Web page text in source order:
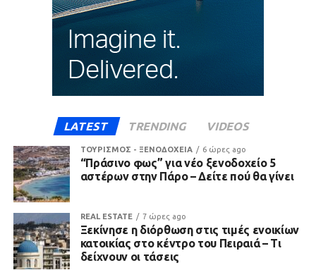
LATEST TRENDING VIDEOS
ΤΟΥΡΙΣΜΟΣ - ΞΕΝΟΔΟΧΕΙΑ 6 ώρες ago
“Πράσινο φως” για νέο ξενοδοχείο 5
αστέρων στην Πάρο – Δείτε πού θα γίνει
REAL ESTATE 7 ώρες ago
Ξεκίνησε η διόρθωση στις τιμές ενοικίων
κατοικίας στο κέντρο του Πειραιά – Τι
δείχνουν οι τάσεις